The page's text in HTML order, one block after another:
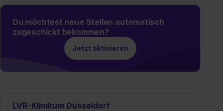
Du möchtest neue Stellen automatisch
zugeschickt bekommen?
Jetzt aktivieren
LVR-Klinikum Düsseldorf